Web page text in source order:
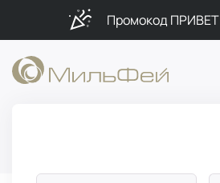
Промокод ПРИВЕТ